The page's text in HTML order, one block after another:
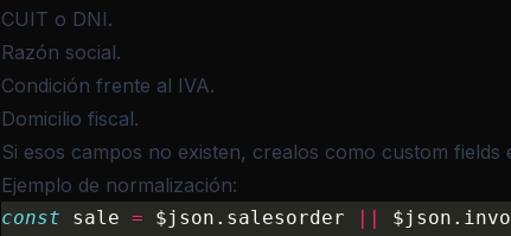
CUIT o DNI.
Razón social.
Condición frente al IVA.
Domicilio fiscal.
Si esos campos no existen, crealos como custom
Ejemplo de normalización:
const sale = $json.salesorder